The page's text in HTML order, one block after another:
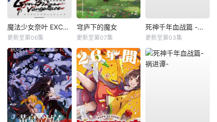
魔法少女奈叶 EXCEEDS Gun Blaze Vengeance
更新至第06集
穹庐下的魔女
更新至第07集
死神千年血战篇 -祸进谭-
更新至第03集